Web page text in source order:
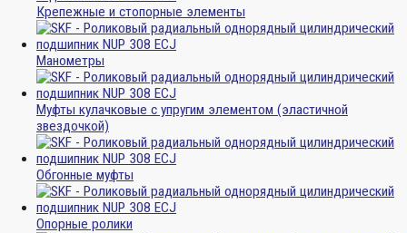
Крепежные и стопорные элементы
Манометры
Муфты кулачковые с упругим элементом (эластичной
звездочкой)
Обгонные муфты
Опорные ролики